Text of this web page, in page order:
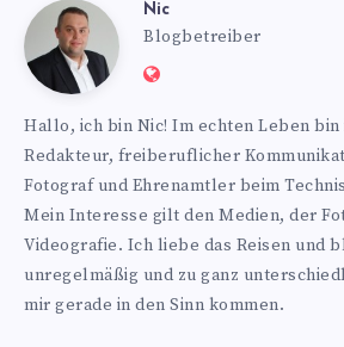
Nic Nic
Blogbetreiber
Website:
Hallo, ich bin Nic! Im echten Leben bin
Redakteur, freiberuflicher
Fotograf und Ehrenamtler beim
Mein Interesse gilt den Medien, der
Videografie. Ich liebe das Reisen und
unregelmäßig und zu ganz
mir gerade in den Sinn kommen.